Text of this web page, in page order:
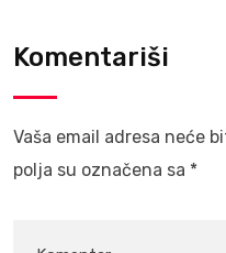
Komentariši
Vaša email adresa neće
polja su označena sa *